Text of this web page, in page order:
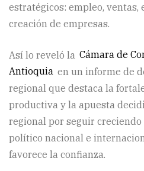
estratégicos: empleo,
creación de empresas.
Así lo reveló la Cámara de
Antioquia en un informe de
regional que destaca la
productiva y la apuesta
regional por seguir creciendo
político nacional e
favorece la confianza.